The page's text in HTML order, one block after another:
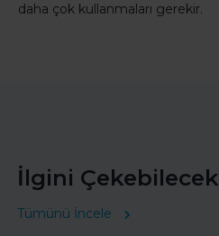
daha çok kullanmaları gerekir.
İlgini
Tümünü İncele